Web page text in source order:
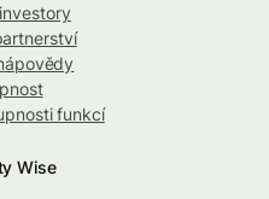
funkcí
Wise